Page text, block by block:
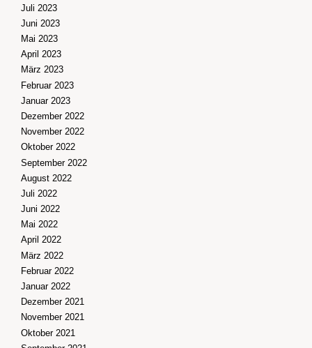
Juli 2023
Juni 2023
Mai 2023
April 2023
März 2023
Februar 2023
Januar 2023
Dezember 2022
November 2022
Oktober 2022
September 2022
August 2022
Juli 2022
Juni 2022
Mai 2022
April 2022
März 2022
Februar 2022
Januar 2022
Dezember 2021
November 2021
Oktober 2021